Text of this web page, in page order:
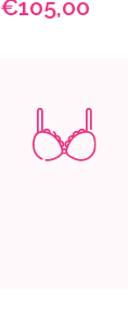
€105,00